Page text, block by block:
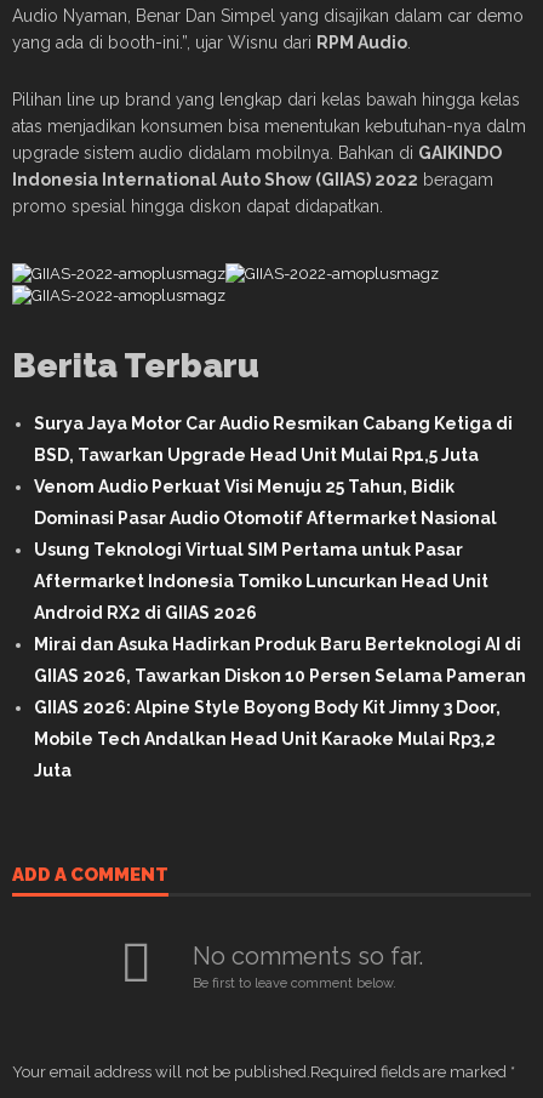
Audio Nyaman, Benar Dan Simpel yang disajikan dalam car demo
yang ada di booth-ini.”, ujar Wisnu dari RPM Audio
Pilihan line up brand yang lengkap dari kelas bawah hingga kelas
atas menjadikan konsumen bisa menentukan kebutuhan-nya dalm
upgrade sistem audio didalam mobilnya. Bahkan di GAIKINDO
Indonesia International Auto Show (GIIAS) 2022 beragam
promo spesial hingga diskon dapat didapatkan.
Berita Terbaru
Surya Jaya Motor Car Audio Resmikan Cabang Ketiga di
BSD, Tawarkan Upgrade Head Unit Mulai Rp1,5 Juta
Venom Audio Perkuat Visi Menuju 25 Tahun, Bidik
Dominasi Pasar Audio Otomotif Aftermarket Nasional
Usung Teknologi Virtual SIM Pertama untuk Pasar
Aftermarket Indonesia Tomiko Luncurkan Head Unit
Android RX2 di GIIAS 2026
Mirai dan Asuka Hadirkan Produk Baru Berteknologi AI di
GIIAS 2026, Tawarkan Diskon 10 Persen Selama Pameran
GIIAS 2026: Alpine Style Boyong Body Kit Jimny 3 Door,
Mobile Tech Andalkan Head Unit Karaoke Mulai Rp3,2
Juta
ADD A COMMENT
No comments so far.
Be first to leave comment below.
Your email address will not be published.Required fields are marked *